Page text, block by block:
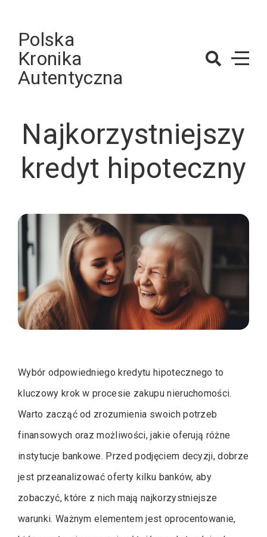
contentPolska
Kronika
Autentyczna
Najkorzystniejszy
kredyt hipoteczny
Wybór odpowiedniego kredytu hipotecznego to
kluczowy krok w procesie zakupu nieruchomości.
Warto zacząć od zrozumienia swoich potrzeb
finansowych oraz możliwości, jakie oferują różne
instytucje bankowe. Przed podjęciem decyzji, dobrze
jest przeanalizować oferty kilku banków, aby
zobaczyć, które z nich mają najkorzystniejsze
warunki. Ważnym elementem jest oprocentowanie,